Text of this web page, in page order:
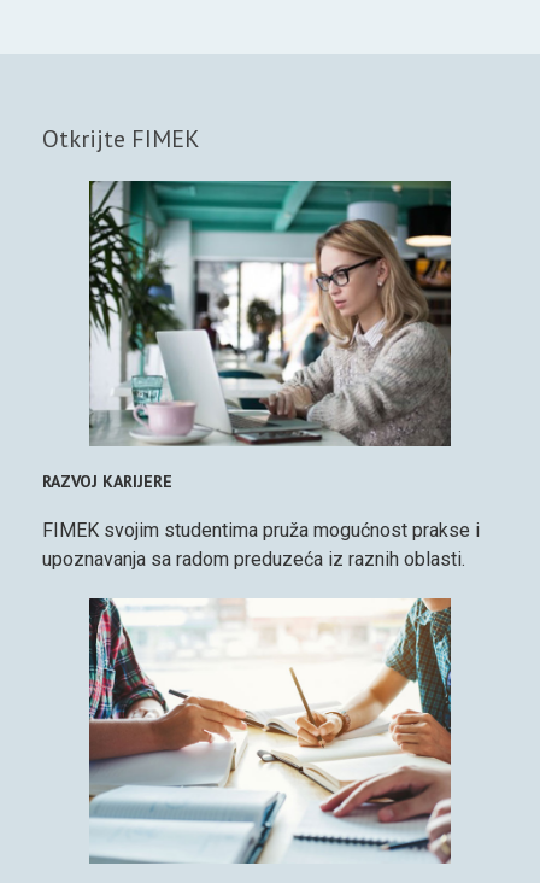
Otkrijte FIMEK
RAZVOJ KARIJERE
FIMEK svojim studentima pruža mogućnost prakse i
upoznavanja sa radom preduzeća iz raznih oblasti.